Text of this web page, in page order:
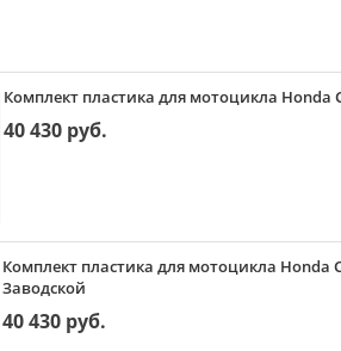
Комплект пластика для мотоцикла Honda
40 430 руб.
Комплект пластика для мотоцикла Honda
Заводской
40 430 руб.